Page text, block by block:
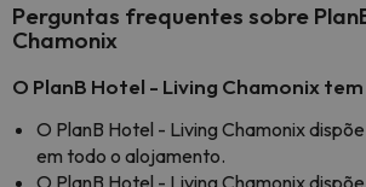
Perguntas frequentes sobre
Chamonix
O PlanB Hotel - Living Chamonix
O PlanB Hotel - Living Chamonix
em todo o alojamento.
O PlanB Hotel - Living Chamonix